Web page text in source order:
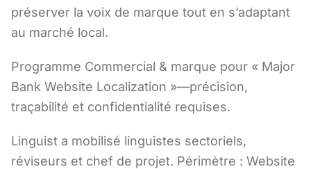
préserver la voix de marque tout en s’adaptant
au marché local.
Programme Commercial & marque pour « Major
Bank Website Localization »—précision,
traçabilité et confidentialité requises.
Linguist a mobilisé linguistes sectoriels,
réviseurs et chef de projet. Périmètre : Website